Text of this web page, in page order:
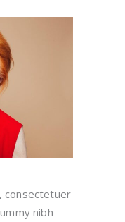
consectetuer
nibh